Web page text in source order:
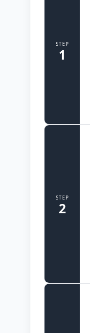
STEP
1
STEP
2